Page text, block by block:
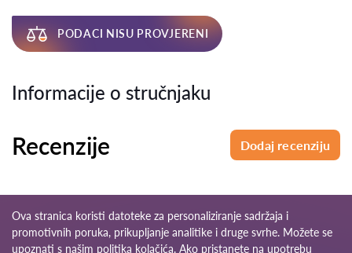
PODACI NISU PROVJERENI
Informacije o stručnjaku
Recenzije Dodaj recenziju
Ova stranica koristi datoteke za personaliziranje sadržaja i
promotivnih poruka, prikupljanje analitike i druge svrhe. Možete se
upoznati s našim politika kolačića. Ako pristanete na upotrebu